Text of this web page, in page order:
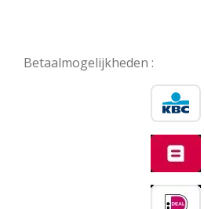
Betaalmogelijkheden :